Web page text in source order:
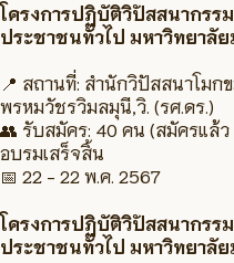
โครงการปฏิบัติวิปัสสนากร
ประชาชนทั่วไป มหาวิทยาลั
📍 สถานที่: สำนักวิปัสสนาโมก
พรหมวัชรวิมลมุนี,วิ. (รศ.ดร.)
👥 รับสมัคร: 40 คน (สมัครแล้ว
อบรมเสร็จสิ้น
📅 22 - 22 พ.ค. 2567
โครงการปฏิบัติวิปัสสนากร
ประชาชนทั่วไป มหาวิทยาลั